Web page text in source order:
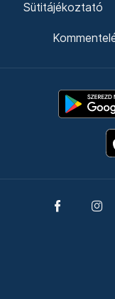
Sütitájékoztató